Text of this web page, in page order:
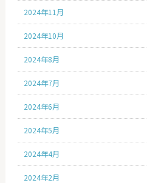
2024年11月
2024年10月
2024年8月
2024年7月
2024年6月
2024年5月
2024年4月
2024年2月